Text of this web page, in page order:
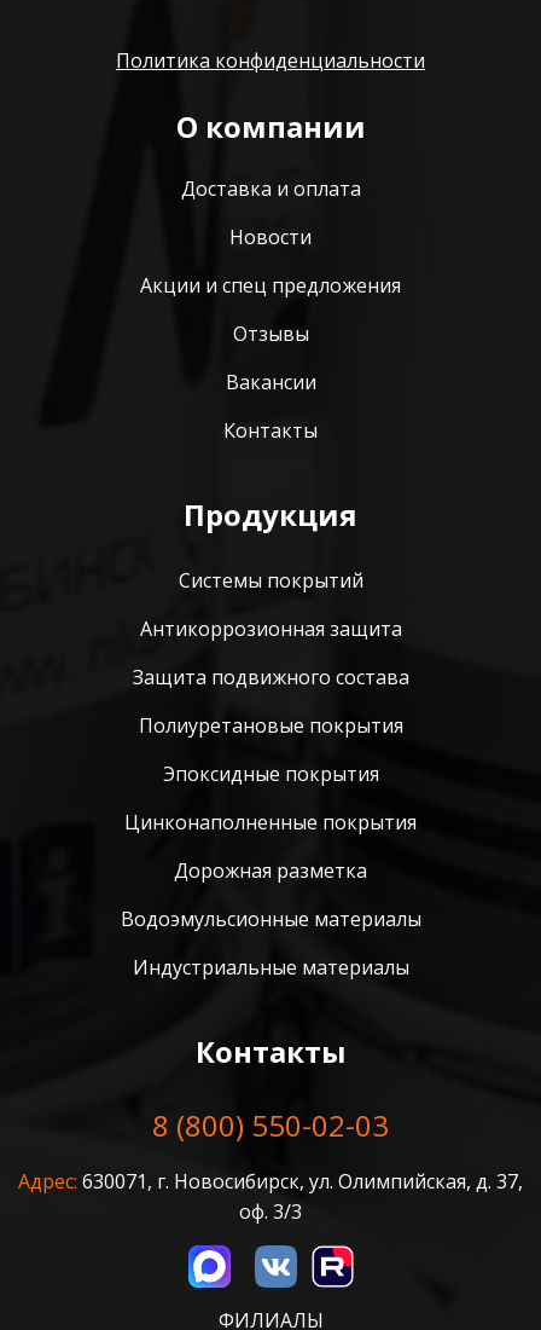
Политика конфиденциальности
О компании
Доставка и оплата
Новости
Акции и спец предложения
Отзывы
Вакансии
Контакты
Продукция
Системы покрытий
Антикоррозионная защита
Защита подвижного состава
Полиуретановые покрытия
Эпоксидные покрытия
Цинконаполненные покрытия
Дорожная разметка
Водоэмульсионные материалы
Индустриальные материалы
Контакты
8 (800) 550-02-03
Адрес: 630071, г. Новосибирск, ул. Олимпийская, д. 37,
оф. 3/3
ФИЛИАЛЫ